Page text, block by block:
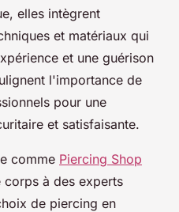
elles intègrent
et matériaux qui
et une guérison
l'importance de
pour une
et satisfaisante.
comme Piercing Shop
à des experts
de piercing en